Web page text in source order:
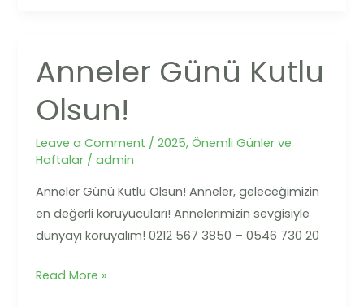
Anneler Günü Kutlu
Olsun!
Leave a Comment /2025,Önemli Günler ve
Haftalar /admin
Anneler Günü Kutlu Olsun! Anneler, geleceğimizin
en değerli koruyucuları! Annelerimizin sevgisiyle
dünyayı koruyalım! 0212 567 3850 – 0546 730 20
Anneler
Günü
Kutlu
Read More »